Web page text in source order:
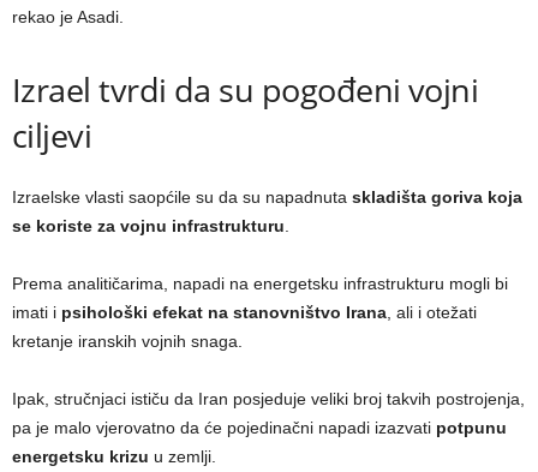
rekao je Asadi.
Izrael tvrdi da su pogođeni vojni
ciljevi
Izraelske vlasti saopćile su da su napadnuta skladišta goriva koja
se koriste za vojnu infrastrukturu
Prema analitičarima, napadi na energetsku infrastrukturu mogli bi
imati i psihološki efekat na stanovništvo Irana , ali i otežati
kretanje iranskih vojnih snaga.
Ipak, stručnjaci ističu da Iran posjeduje veliki broj takvih postrojenja,
pa je malo vjerovatno da će pojedinačni napadi izazvati potpunu
energetsku krizu u zemlji.